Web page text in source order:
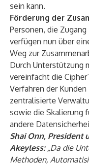
sein kann.
Förderung der
Personen, die
verfügen nun über
Weg zur
Durch Unterstützung
vereinfacht die
Verfahren der
zentralisierte
sowie die Skalierung
andere
Shai Onn, President
Akeyless: „Da die
Methoden,